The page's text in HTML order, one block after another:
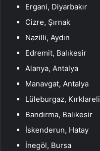
Ergani, Diyarbakır
Cizre, Şırnak
Nazilli, Aydın
Edremit, Balıkesir
Alanya, Antalya
Manavgat, Antalya
Lüleburgaz, Kırklareli
Bandırma, Balıkesir
İskenderun, Hatay
İnegöl, Bursa